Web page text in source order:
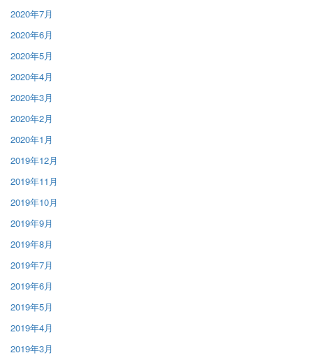
2020年7月
2020年6月
2020年5月
2020年4月
2020年3月
2020年2月
2020年1月
2019年12月
2019年11月
2019年10月
2019年9月
2019年8月
2019年7月
2019年6月
2019年5月
2019年4月
2019年3月